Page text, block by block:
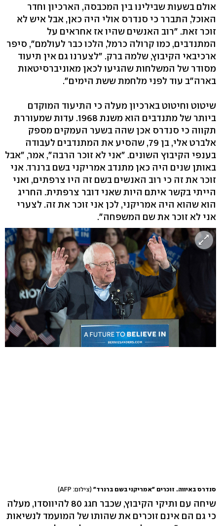
אולם בשעות שבילינו בין המכבסה, הארכיון וחדר
האוכל, התברר כי סנדרס אולי היה כאן, אבל איש לא
זוכר זאת. "רוב האנשים שהיו אז אחראים על
המתנדבים, כמו קרולה כרמל, הלכו כבר לעולמם", סיפר
ארכיבאי הקיבוץ, שלמה ברק. "לצערנו גם אין תיעוד
מסודר של המשלחות שהגיעו לכאן מאוניברסיטאות
בארה"ב עוד לפני מלחמת ששת הימים".
שיטוט וחיטוט בארכיון מעלה כי התיעוד המוקדם
ביותר של מתנדבים הוא משנת 1968. עדות שמעוררת
תקווה כי סנדרס אכן שהה בשער העמקים מספק
אלברט אלי, בן 79, שהסיע את המתנדבים לעבודה
בענפי הקיבוץ השונים. "אני לא זוכר הרבה", אמר, "אבל
באותן שנים היה כאן מתנדב אמריקני בשם ברנרד. אני
זוכר את זה כי רוב האנשים בשם זה היו צרפתים, ואני
הייתי בקשר איתם היות שאני דובר צרפתית. החריג
הוא שהוא היה אמריקני, לכן אני זוכר את זה. לצערי
אני לא זוכר את שם המשפחה".
סנדרס באיווה. זוכרים "אמריקני בשם ברנרד" (צילום: AFP)
שיחה עם ותיקי הקיבוץ, שכבר חגג 80 להיווסדו, מעלה
כי גם הם אינם זוכרים את שהותו של המועמד לנשיאות